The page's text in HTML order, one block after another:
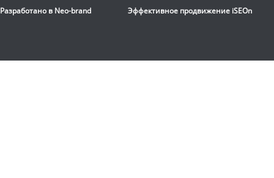
Разработано в Neo-brand Эффективное продвижение iSEOn